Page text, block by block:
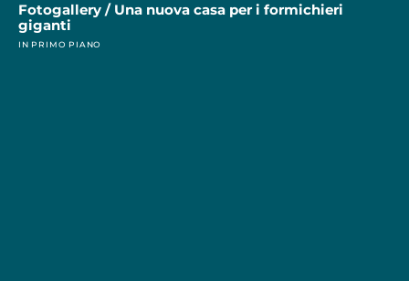
Fotogallery / Una nuova casa per i formichieri
giganti
IN PRIMO PIANO